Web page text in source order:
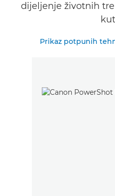
dijeljenje životnih
Prikaz potpunih